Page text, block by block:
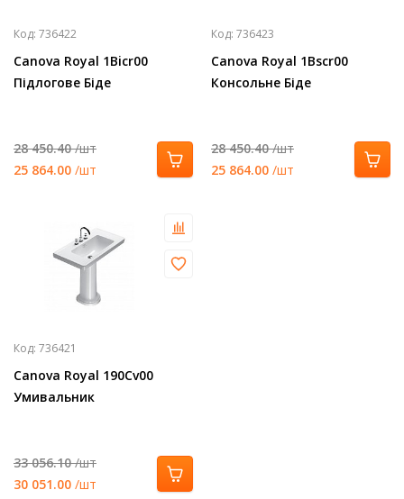
Код: 736422
Canova Royal 1Bicr00
Підлогове Біде
28 450.40/шт
25 864.00 /шт
Код: 736423
Canova Royal 1Bscr00
Консольне Біде
28 450.40/шт
25 864.00 /шт
Код: 736421
Canova Royal 190Cv00
Умивальник
33 056.10/шт
30 051.00 /шт